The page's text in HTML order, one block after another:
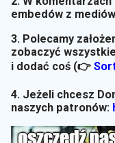
embedów z
3. Polecamy
zobaczyć
i dodać coś (👉
4. Jeżeli chcesz
naszych patronów: